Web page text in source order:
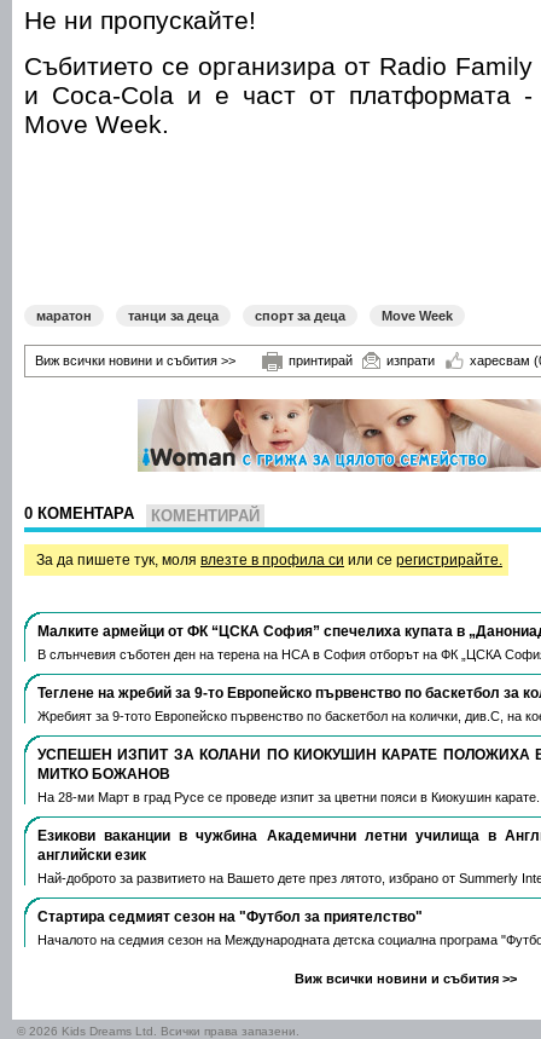
Не ни пропускайте!
Събитието се организира от Radio Family
и Coca-Cola и е част от платформата -
Move Week.
маратон танци за деца спорт за деца Move Week
Виж всички новини и събития >> принтирай изпрати харесвам
0 КОМЕНТАРА КОМЕНТИРАЙ
За да пишете тук, моля влезте в профила си или се регистрирайте.
Малките армейци от ФК “ЦСКА София” спечелиха купата в
В слънчевия съботен ден на терена на НСА в София отборът на ФК „ЦСКА
Теглене на жребий за 9-то Европейско първенство по баскетбол за
Жребият за 9-тото Европейско първенство по баскетбол на колички, див.С, на
УСПЕШЕН ИЗПИТ ЗА КОЛАНИ ПО КИОКУШИН КАРАТЕ ПОЛОЖИХА
МИТКО БОЖАНОВ
На 28-ми Март в град Русе се проведе изпит за цветни пояси в Киокушин
Езикови ваканции​ в чужбина Академични летни училища в
английски език
Най-доброто за развитието на Вашето дете през лятото, избрано от Summerly
Стартира седмият сезон на "Футбол за приятелство"
Началото на седмия сезон на Международната детска социална програма
Виж всички новини и събития >>
© 2026 Kids Dreams Ltd. Всички права запазени.